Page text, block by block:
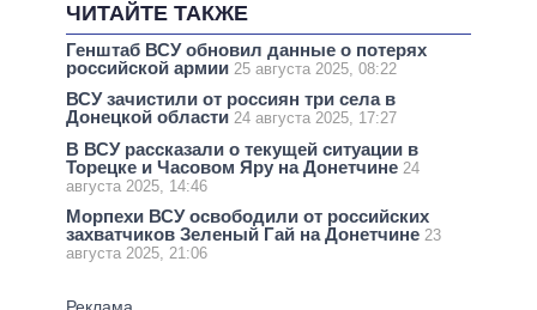
ЧИТАЙТЕ ТАКЖЕ
Генштаб ВСУ обновил данные о потерях
российской армии 25 августа 2025, 08:22
ВСУ зачистили от россиян три села в
Донецкой области 24 августа 2025, 17:27
В ВСУ рассказали о текущей ситуации в
Торецке и Часовом Яру на Донетчине 24
августа 2025, 14:46
Морпехи ВСУ освободили от российских
захватчиков Зеленый Гай на Донетчине 23
августа 2025, 21:06